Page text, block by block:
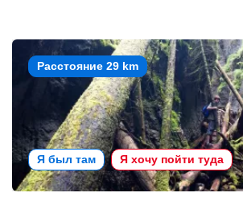
Расстояние 29 km
Я был там Я хочу пойти туда